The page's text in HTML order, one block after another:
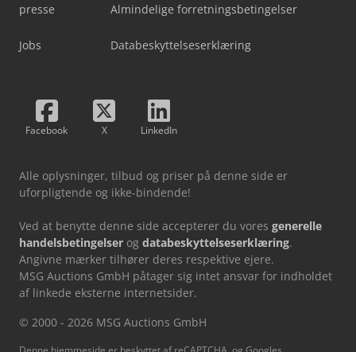
presse
Jobs
Almindelige forretningsbetingelser
Databeskyttelseserklæring
Facebook X LinkedIn
Alle oplysninger, tilbud og priser på denne side er
uforpligtende og ikke-bindende!
Ved at benytte denne side accepterer du vores generelle
handelsbetingelser og databeskyttelseserklæring.
Angivne mærker tilhører deres respektive ejere.
MSG Auctions GmbH påtager sig intet ansvar for indholdet
af linkede eksterne internetsider.
© 2000 - 2026 MSG Auctions GmbH